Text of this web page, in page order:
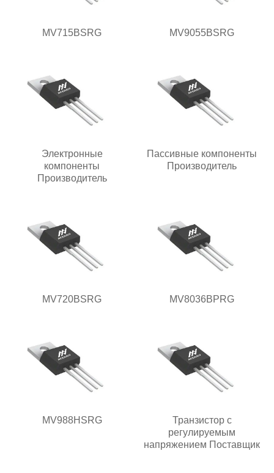
MV715BSRG MV9055BSRG
Электронные
компоненты
Производитель
Пассивные компоненты
Производитель
MV720BSRG MV8036BPRG
MV988HSRG
Транзистор с
регулируемым
напряжением Поставщик